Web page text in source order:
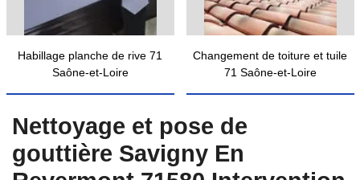
Habillage planche de rive 71
Saône-et-Loire
Changement de toiture et tuile
71 Saône-et-Loire
Nettoyage et pose de
gouttière Savigny En